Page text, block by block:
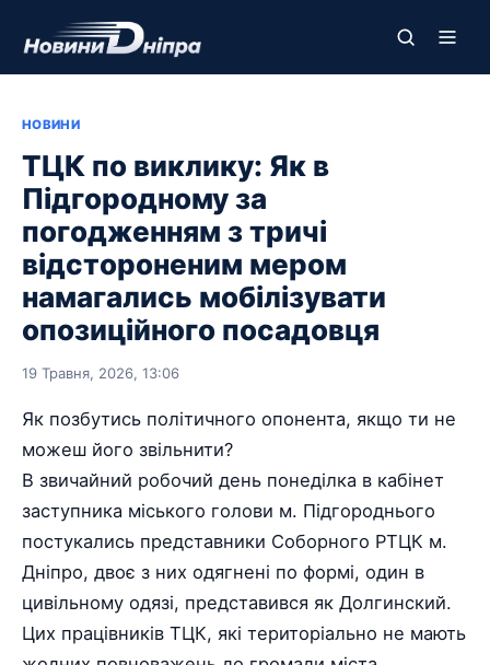
НОВИНИ
ТЦК по виклику: Як в
Підгородному за
погодженням з тричі
відстороненим мером
намагались мобілізувати
опозиційного посадовця
19 Травня, 2026, 13:06
Як позбутись політичного опонента, якщо ти не
можеш його звільнити?
В звичайний робочий день понеділка в кабінет
заступника міського голови м. Підгороднього
постукались представники Соборного РТЦК м.
Дніпро, двоє з них одягнені по формі, один в
цивільному одязі, представився як Долгинский.
Цих працівників ТЦК, які територіально не мають